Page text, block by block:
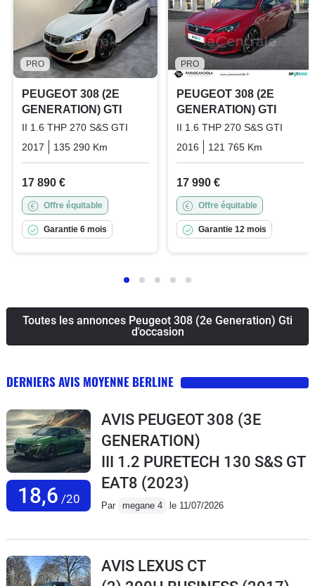
PRO
PEUGEOT 308 (2E
GENERATION) GTI
II 1.6 THP 270 S&S GTI
2017
135 290 Km Essence
17 890 €
Offre équitable
Garantie 6 mois
PRO
PEUGEOT 308 (2E
GENERATION) GTI
II 1.6 THP 270 S&S GTI
2016
121 765 Km
17 990 €
Offre équitable
Garantie 12 mois
Toutes les annonces Peugeot 308 (2e Generation) Gti
d'occasion
DERNIERS AVIS MOYENNE BERLINE
18,6 /20
AVIS PEUGEOT 308 (3E
GENERATION)
III 1.2 PURETECH 130 S&S GT
EAT8 (2023)
Par megane 4 le 11/07/2026
AVIS LEXUS CT